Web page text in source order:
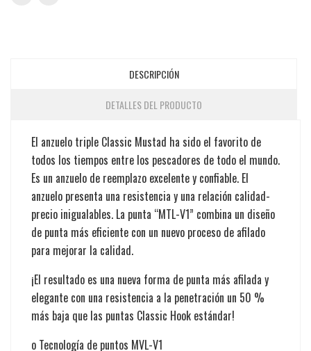
DESCRIPCIÓN
DETALLES DEL PRODUCTO
El anzuelo triple Classic Mustad ha sido el favorito de
todos los tiempos entre los pescadores de todo el mundo.
Es un anzuelo de reemplazo excelente y confiable. El
anzuelo presenta una resistencia y una relación calidad-
precio inigualables. La punta “MTL-V1” combina un diseño
de punta más eficiente con un nuevo proceso de afilado
para mejorar la calidad.
¡El resultado es una nueva forma de punta más afilada y
elegante con una resistencia a la penetración un 50 %
más baja que las puntas Classic Hook estándar!
o Tecnología de puntos MVL-V1